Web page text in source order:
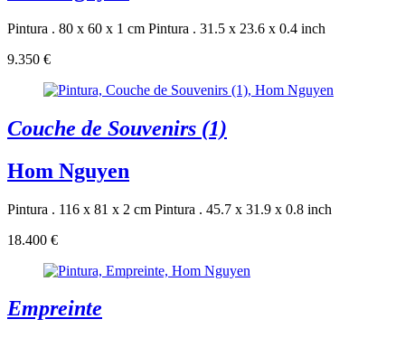
Pintura . 80 x 60 x 1 cm Pintura . 31.5 x 23.6 x 0.4 inch
9.350 €
Couche de Souvenirs (1)
Hom Nguyen
Pintura . 116 x 81 x 2 cm Pintura . 45.7 x 31.9 x 0.8 inch
18.400 €
Empreinte